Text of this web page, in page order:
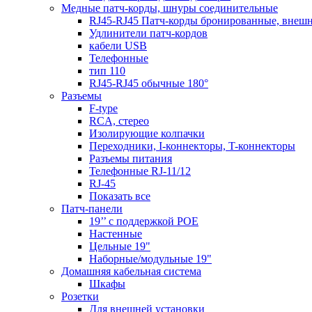
Медные патч-корды, шнуры соединительные
RJ45-RJ45 Патч-корды бронированные,
Удлинители патч-кордов
кабели USB
Телефонные
тип 110
RJ45-RJ45 обычные 180°
Разъемы
F-type
RCA, стерео
Изолирующие колпачки
Переходники, I-коннекторы, T-коннекторы
Разъемы питания
Телефонные RJ-11/12
RJ-45
Показать все
Патч-панели
19’’ с поддержкой POE
Настенные
Цельные 19"
Наборные/модульные 19"
Домашняя кабельная система
Шкафы
Розетки
Для внешней установки